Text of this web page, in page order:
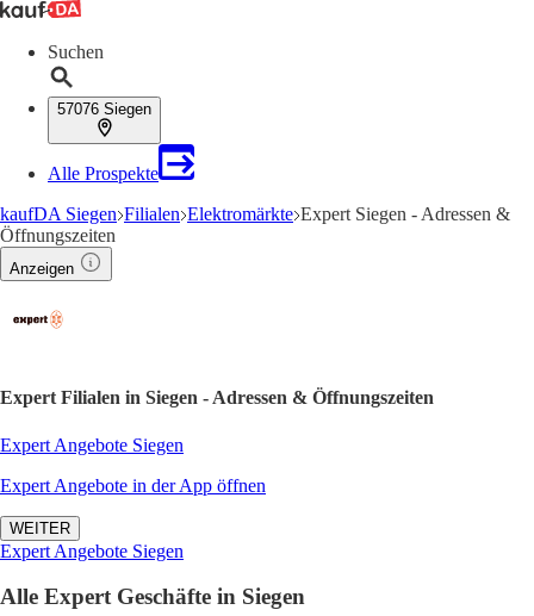
Suchen
57076 Siegen
Alle Prospekte
kaufDA Siegen Filialen Elektromärkte Expert Siegen - Adressen &
Öffnungszeiten
Anzeigen
Expert Filialen in Siegen - Adressen & Öffnungszeiten
Expert Angebote Siegen
Expert Angebote in der App öffnen
WEITER
Expert Angebote Siegen
Alle Expert Geschäfte in Siegen